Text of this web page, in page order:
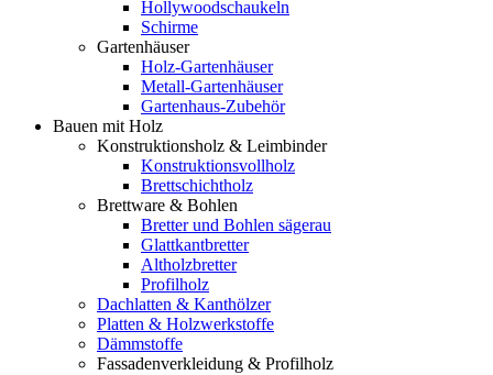
Hollywoodschaukeln
Schirme
Gartenhäuser
Holz-Gartenhäuser
Metall-Gartenhäuser
Gartenhaus-Zubehör
Bauen mit Holz
Konstruktionsholz & Leimbinder
Konstruktionsvollholz
Brettschichtholz
Brettware & Bohlen
Bretter und Bohlen sägerau
Glattkantbretter
Altholzbretter
Profilholz
Dachlatten & Kanthölzer
Platten & Holzwerkstoffe
Dämmstoffe
Fassadenverkleidung & Profilholz